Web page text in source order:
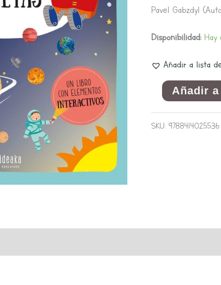
Pavel Gabzdyl
Disponibilidad: Hay
Añadir a lista
Añadir
SKU: 9788414025536